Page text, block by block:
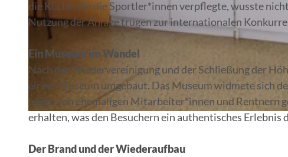
© Trainingszentrum Kienbaum e.V.
die Küche, die die Sportler*innen verpflegte, wusste
Nutzung der Anlage trugen zur internationalen
Ein Museum im Wandel
Nach der Wiedervereinigung und der Schließung der
einem Museum umgebaut. Das Museum widmete sich
heute von ehemaligen Mitarbeiter*innen und Rentnern
erhalten, was den Besuchern ein authentisches Erlebnis
Der Brand und der Wiederaufbau